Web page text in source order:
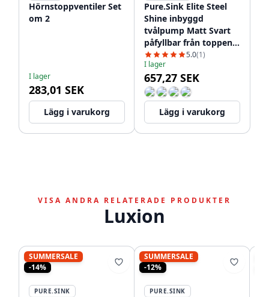
Hörnstoppventiler Set
om 2
I lager
283,01 SEK
Lägg i varukorg
Pure.Sink Elite Steel
Shine inbyggd
tvålpump Matt Svart
påfyllbar från toppen
PS9010-105.0(1)
I lager
657,27 SEK
Lägg i varukorg
VISA ANDRA RELATERADE PRODUKTER
Luxion
SUMMERSALE
-14%
PURE.SINK
SUMMERSALE
-12%
PURE.SINK